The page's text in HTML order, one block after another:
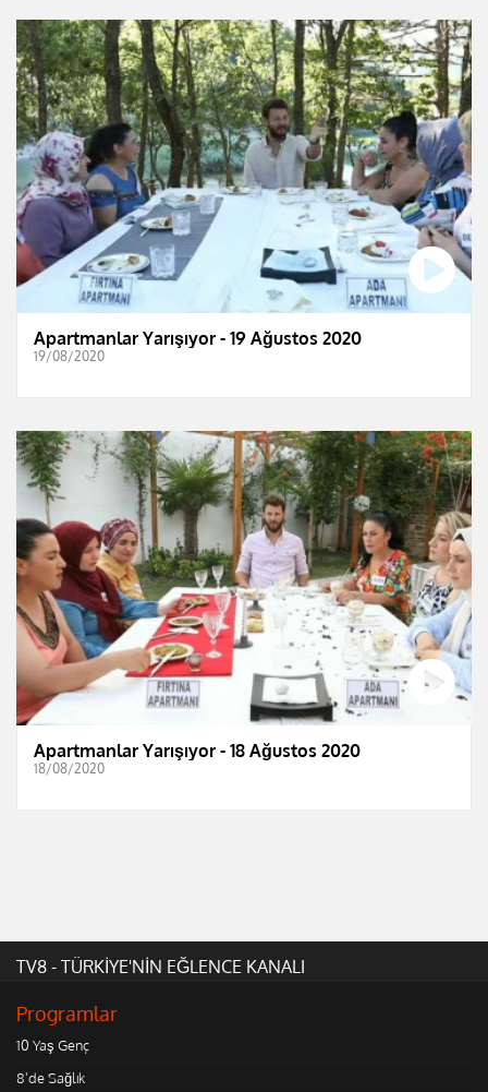
Apartmanlar Yarışıyor - 19 Ağustos 2020
19/08/2020
Apartmanlar Yarışıyor - 18 Ağustos 2020
18/08/2020
TV8 - TÜRKİYE'NİN EĞLENCE KANALI
Programlar
10 Yaş Genç
8'de Sağlık